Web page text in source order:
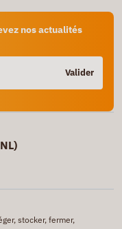
nos actualités
Valider
NL)
stocker, fermer,